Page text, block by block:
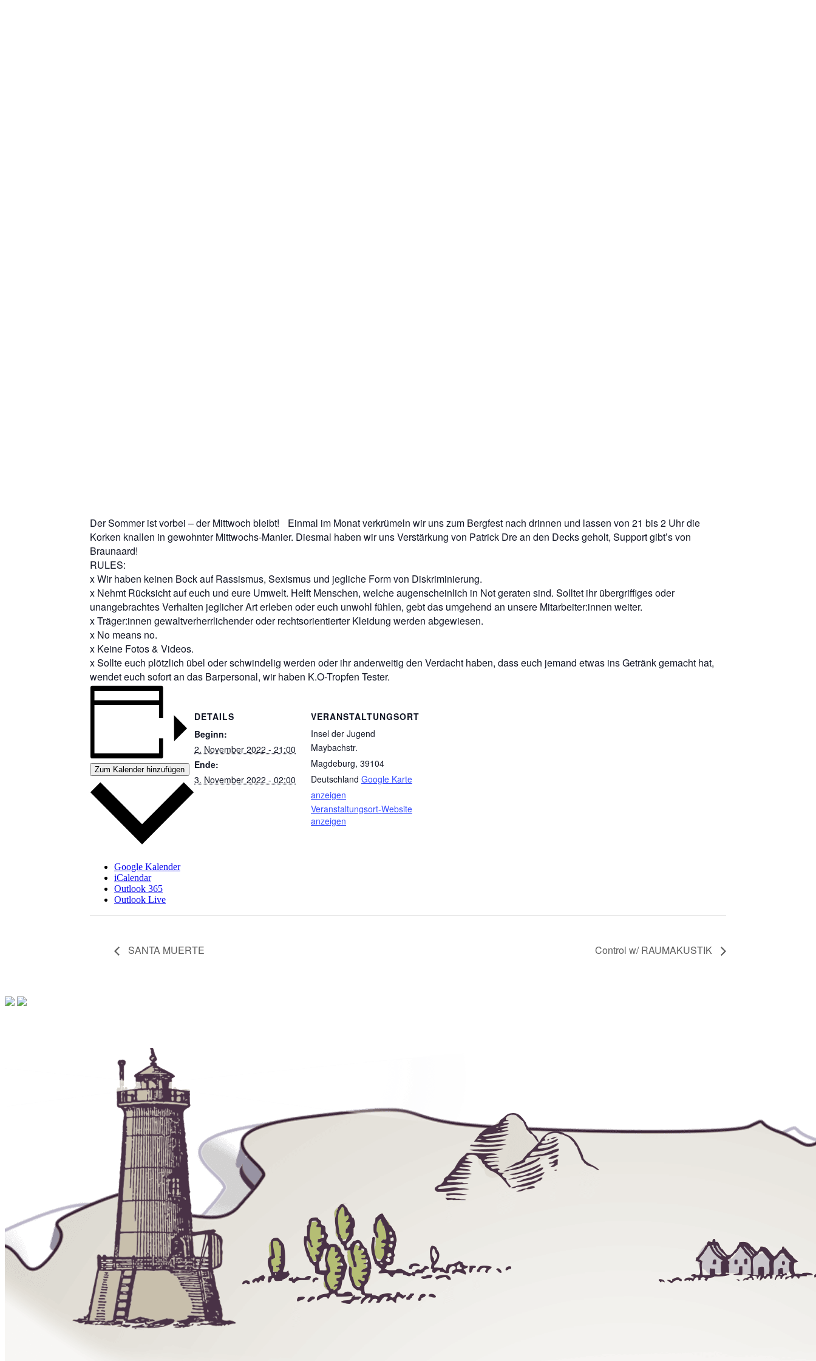
Der Sommer ist vorbei – der Mittwoch bleibt! Einmal im Monat verkrümeln wir uns zum Bergfest nach drinnen und lassen von 21 bis 2 Uhr die
Korken knallen in gewohnter Mittwochs-Manier. Diesmal haben wir uns Verstärkung von Patrick Dre an den Decks geholt, Support gibt’s von
Braunaard!
RULES:
x Wir haben keinen Bock auf Rassismus, Sexismus und jegliche Form von Diskriminierung.
x Nehmt Rücksicht auf euch und eure Umwelt. Helft Menschen, welche augenscheinlich in Not geraten sind. Solltet ihr übergriffiges oder
unangebrachtes Verhalten jeglicher Art erleben oder euch unwohl fühlen, gebt das umgehend an unsere Mitarbeiter:innen weiter.
x Träger:innen gewaltverherrlichender oder rechtsorientierter Kleidung werden abgewiesen.
x No means no.
x Keine Fotos & Videos.
x Sollte euch plötzlich übel oder schwindelig werden oder ihr anderweitig den Verdacht haben, dass euch jemand etwas ins Getränk gemacht hat,
wendet euch sofort an das Barpersonal, wir haben K.O-Tropfen Tester.
Zum Kalender hinzufügen
Google Kalender
iCalendar
Outlook 365
Outlook Live
DETAILS
Beginn:
2. November 2022 - 21:00
Ende:
3. November 2022 - 02:00
VERANSTALTUNGSORT
Insel der Jugend
Maybachstr.
Magdeburg, 39104
Deutschland Google Karte
anzeigen
Veranstaltungsort-Website
anzeigen
SANTA MUERTE Control w/ RAUMAKUSTIK